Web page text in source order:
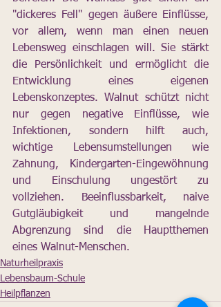
"dickeres Fell" gegen äußere Einflüsse,
vor allem, wenn man einen neuen
Lebensweg einschlagen will. Sie stärkt
die Persönlichkeit und ermöglicht die
Entwicklung eines eigenen
Lebenskonzeptes. Walnut schützt nicht
nur gegen negative Einflüsse, wie
Infektionen, sondern hilft auch,
wichtige Lebensumstellungen wie
Zahnung, Kindergarten-Eingewöhnung
und Einschulung ungestört zu
vollziehen. Beeinflussbarkeit, naive
Gutgläubigkeit und mangelnde
Abgrenzung sind die Hauptthemen
eines Walnut-Menschen.
Naturheilpraxis
Lebensbaum-Schule
Heilpflanzen